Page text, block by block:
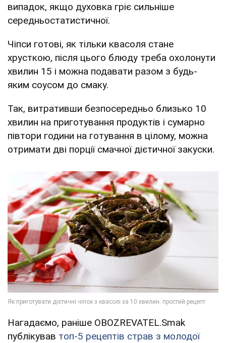
випадок, якщо духовка гріє сильніше
середньостатистичної.
Чіпси готові, як тільки квасоля стане
хрусткою, після цього блюду треба охолонути
хвилин 15 і можна подавати разом з будь-
яким соусом до смаку.
Так, витративши безпосередньо близько 10
хвилин на приготування продуктів і сумарно
півтори години на готування в цілому, можна
отримати дві порції смачної дієтичної закуски.
Нагадаємо, раніше OBOZREVATEL.Smak
публікував топ-5 рецептів страв з молодої